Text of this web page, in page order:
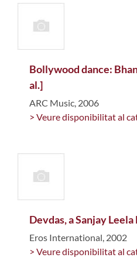
Bollywood dance:
al.]
ARC Music, 2006
> Veure disponibilitat al
Devdas, a Sanjay
Eros International, 2002
> Veure disponibilitat al